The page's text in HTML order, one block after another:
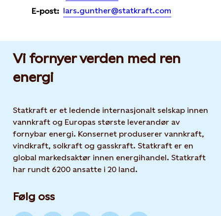
E-post: lars.gunther@statkraft.com
Vi fornyer verden med ren
energi
Statkraft er et ledende internasjonalt selskap innen
vannkraft og Europas største leverandør av
fornybar energi. Konsernet produserer vannkraft,
vindkraft, solkraft og gasskraft. Statkraft er en
global markedsaktør innen energihandel. Statkraft
har rundt 6200 ansatte i 20 land.
Følg oss